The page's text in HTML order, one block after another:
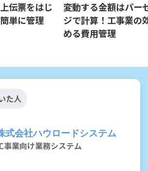
伝票をはじ
単に管理
変動する金額はパー
ジで計算！工事業の
める費用管理
た人
式会社ハウロードシステム
事業向け業務システム